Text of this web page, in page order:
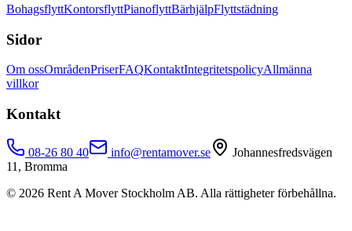
BohagsflyttKontorsflyttPianoflyttBärhjälpFlyttstädning
Sidor
Om ossOmrådenPriserFAQKontaktIntegritetspolicyAllmänna
villkor
Kontakt
08-26 80 40 info@rentamover.se
Johannesfredsvägen
11, Bromma
© 2026 Rent A Mover Stockholm AB. Alla rättigheter förbehållna.